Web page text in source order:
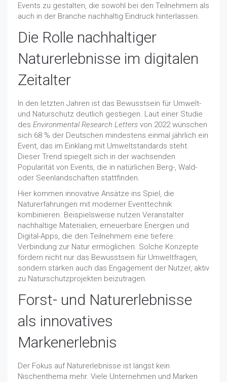
Events zu gestalten, die sowohl bei den Teilnehmern als
auch in der Branche nachhaltig Eindruck hinterlassen.
Die Rolle nachhaltiger
Naturerlebnisse im digitalen
Zeitalter
In den letzten Jahren ist das Bewusstsein für Umwelt-
und Naturschutz deutlich gestiegen. Laut einer Studie
des Environmental Research Letters von 2022 wünschen
sich 68 % der Deutschen mindestens einmal jährlich ein
Event, das im Einklang mit Umweltstandards steht.
Dieser Trend spiegelt sich in der wachsenden
Popularität von Events, die in natürlichen Berg-, Wald-
oder Seenlandschaften stattfinden.
Hier kommen innovative Ansätze ins Spiel, die
Naturerfahrungen mit moderner Eventtechnik
kombinieren. Beispielsweise nutzen Veranstalter
nachhaltige Materialien, erneuerbare Energien und
Digital-Apps, die den Teilnehmern eine tiefere
Verbindung zur Natur ermöglichen. Solche Konzepte
fördern nicht nur das Bewusstsein für Umweltfragen,
sondern stärken auch das Engagement der Nutzer, aktiv
zu Naturschutzprojekten beizutragen.
Forst- und Naturerlebnisse
als innovatives
Markenerlebnis
Der Fokus auf Naturerlebnisse ist längst kein
Nischenthema mehr. Viele Unternehmen und Marken